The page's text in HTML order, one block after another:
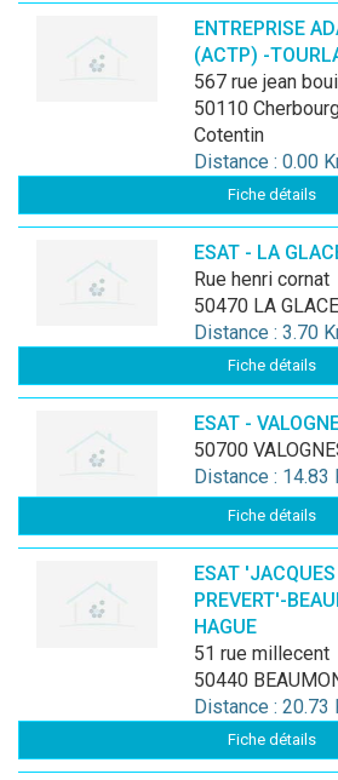
ENTREPRISE
(ACTP) -
567 rue jean
50110
Cotentin
Distance : 0.00
Fiche détails
ESAT - LA
rue henri cornat
50470 LA
Distance : 3.70
Fiche détails
ESAT -
50700
Distance : 14.83
Fiche détails
ESAT 'JACQUES
PREVERT'-
HAGUE
51 rue millecent
50440
Distance : 20.73
Fiche détails